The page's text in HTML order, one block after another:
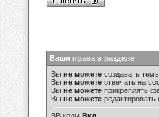
Ваши права в разделе
Вы не можете создавать
Вы не можете отвечать на
Вы не можете прикреплять
Вы не можете